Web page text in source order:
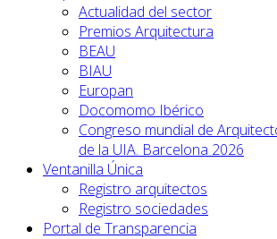
Actualidad del sector
Premios Arquitectura
BEAU
BIAU
Europan
Docomomo Ibérico
Congreso mundial de
de la UIA. Barcelona 2026
Ventanilla Única
Registro arquitectos
Registro sociedades
Portal de Transparencia